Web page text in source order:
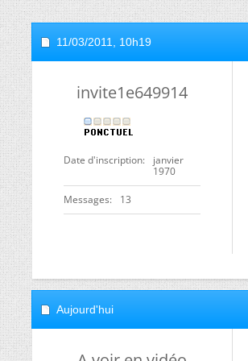
11/03/2011, 10h19
invite1e649914
Date d'inscription
janvier
1970
Messages 13
Aujourd'hui